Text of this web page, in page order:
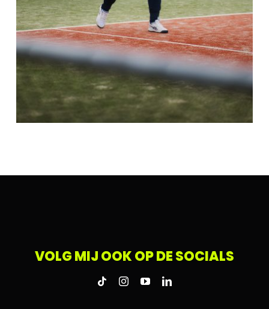
VOLG MIJ OOK OP DE SOCIALS